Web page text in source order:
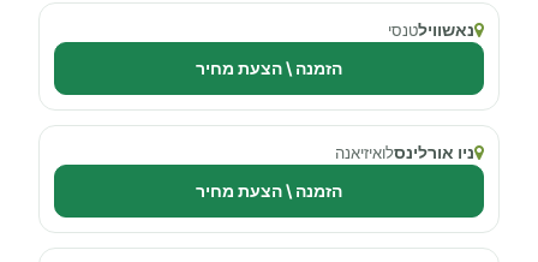
נאשווילטנסי
הזמנה \ הצעת מחיר
ניו אורלינסלואיזיאנה
הזמנה \ הצעת מחיר